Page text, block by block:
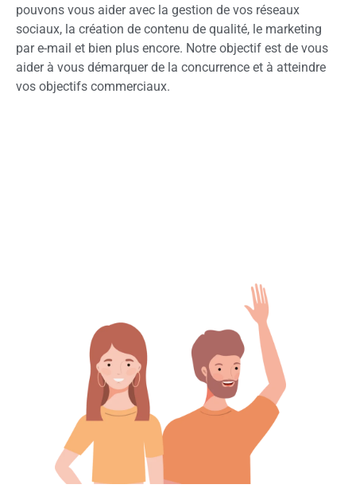
pouvons vous aider avec la gestion de vos réseaux
sociaux, la création de contenu de qualité, le marketing
par e-mail et bien plus encore. Notre objectif est de vous
aider à vous démarquer de la concurrence et à atteindre
vos objectifs commerciaux.